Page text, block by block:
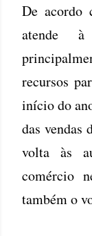
De acordo
atende à
recursos
início do
das vendas
volta às
comércio
também o